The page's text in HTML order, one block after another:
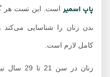
پاپ اسمیراست. این تست هر گونه
بدن زنان را شناسایی می‌کند و
کامل لازم است.
زنان در سن 21